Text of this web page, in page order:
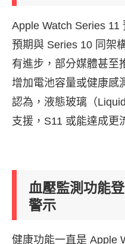
Apple Watch Series 11
預期與 Series 10 同架
有進步，部分媒體甚至
增加電池容量或健康感
認為，液態玻璃（
支援，S11 或能達成更
血壓監測功能
警示
健康功能一直是 Apple